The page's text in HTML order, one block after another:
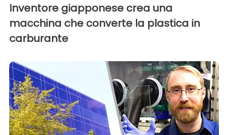
Inventore giapponese crea una
macchina che converte la plastica in
carburante